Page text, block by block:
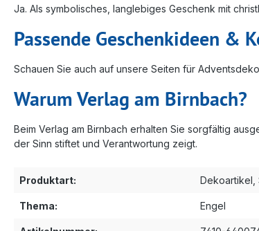
Ja. Als symbolisches, langlebiges Geschenk mit
Passende Geschenkideen &
Schauen Sie auch auf unsere Seiten für
Warum Verlag am Birnbach?
Beim Verlag am Birnbach erhalten Sie sorgfältig
der Sinn stiftet und Verantwortung zeigt.
Produktart: Dekoartikel
Thema: Engel